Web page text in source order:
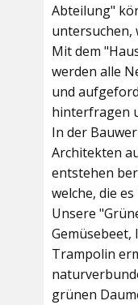
Abteilung"
untersuchen,
Mit dem
werden alle
und
hinterfragen
In der
Architekten
entstehen
welche, die
Unsere
Trampolin
grünen